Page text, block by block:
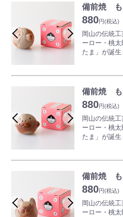
愛らしい表情
が癒されます
また、水や
玉」として
備前焼 も
880円(税込)
岡山の伝統
ーロー・桃
たま」が誕生
愛らしい表情
が癒されます
また、水や
玉」として
備前焼 も
880円(税込)
岡山の伝統
ーロー・桃
たま」が誕生
愛らしい表情
が癒されます
また、水や
玉」として
備前焼 も
880円(税込)
岡山の伝統
ーロー・桃